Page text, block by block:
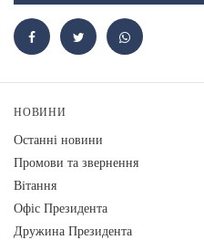
НОВИНИ
Останні новини
Промови та звернення
Вiтання
Офіс Президента
Дружина Президента